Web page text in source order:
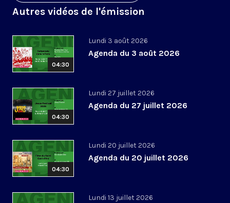
Autres vidéos de l'émission
04:30
Lundi 3 août 2026
Agenda du 3 août 2026
04:30
Lundi 27 juillet 2026
Agenda du 27 juillet 2026
04:30
Lundi 20 juillet 2026
Agenda du 20 juillet 2026
Lundi 13 juillet 2026